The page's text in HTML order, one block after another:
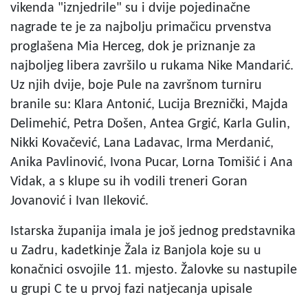
vikenda "iznjedrile" su i dvije pojedinačne
nagrade te je za najbolju primačicu prvenstva
proglašena Mia Herceg, dok je priznanje za
najboljeg libera završilo u rukama Nike Mandarić.
Uz njih dvije, boje Pule na završnom turniru
branile su: Klara Antonić, Lucija Breznički, Majda
Delimehić, Petra Došen, Antea Grgić, Karla Gulin,
Nikki Kovačević, Lana Ladavac, Irma Merdanić,
Anika Pavlinović, Ivona Pucar, Lorna Tomišić i Ana
Vidak, a s klupe su ih vodili treneri Goran
Jovanović i Ivan Ileković.
Istarska županija imala je još jednog predstavnika
u Zadru, kadetkinje Žala iz Banjola koje su u
konačnici osvojile 11. mjesto. Žalovke su nastupile
u grupi C te u prvoj fazi natjecanja upisale